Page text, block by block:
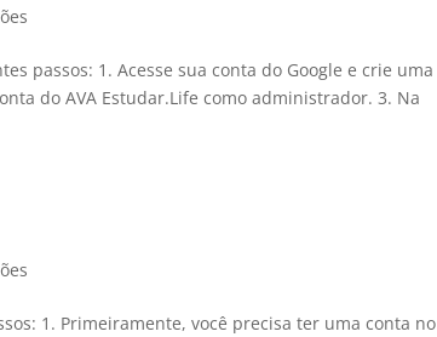
passos: 1. Acesse sua conta do Google e crie uma
do AVA Estudar.Life como administrador. 3. Na
1. Primeiramente, você precisa ter uma conta no